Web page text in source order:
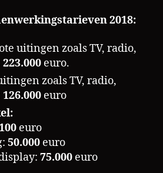
2018:
uitingen zoals TV, radio,
223.000 euro.
zoals TV, radio,
126.000 euro
euro
50.000 euro
75.000 euro